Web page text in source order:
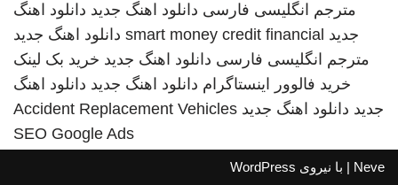
مترجم انگلیسی فارسی دانلود اهنگ جدید دانلود اهنگ
جدید smart money credit financial دانلود اهنگ جدید
مترجم انگلیسی فارسی دانلود اهنگ جدید خرید بک لینک
خرید فالوور اینستاگرام دانلود اهنگ جدید دانلود اهنگ
جدید دانلود اهنگ جدید Accident Replacement Vehicles
SEO Google Ads
Neve | با نیروی WordPress